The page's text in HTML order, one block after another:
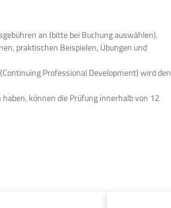
an (bitte bei Buchung auswählen).
praktischen Beispielen, Übungen und
Professional Development) wird den
können die Prüfung innerhalb von 12